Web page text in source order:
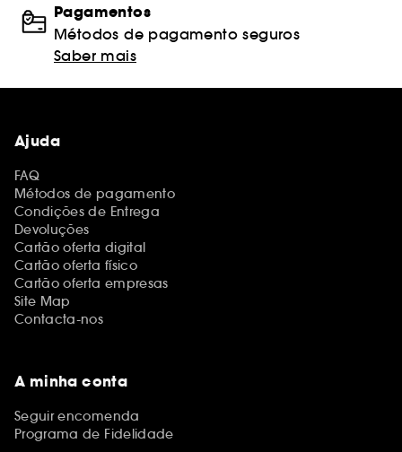
Pagamentos
Métodos de pagamento seguros
Saber mais
Ajuda
FAQ
Métodos de pagamento
Condições de Entrega
Devoluções
Cartão oferta digital
Cartão oferta físico
Cartão oferta empresas
Site Map
Contacta-nos
A minha conta
Seguir encomenda
Programa de Fidelidade